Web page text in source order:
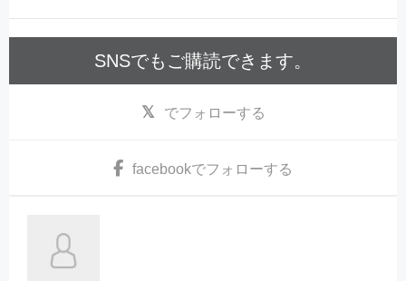
SNSでもご購読できます。
でフォローする
facebookでフォローする